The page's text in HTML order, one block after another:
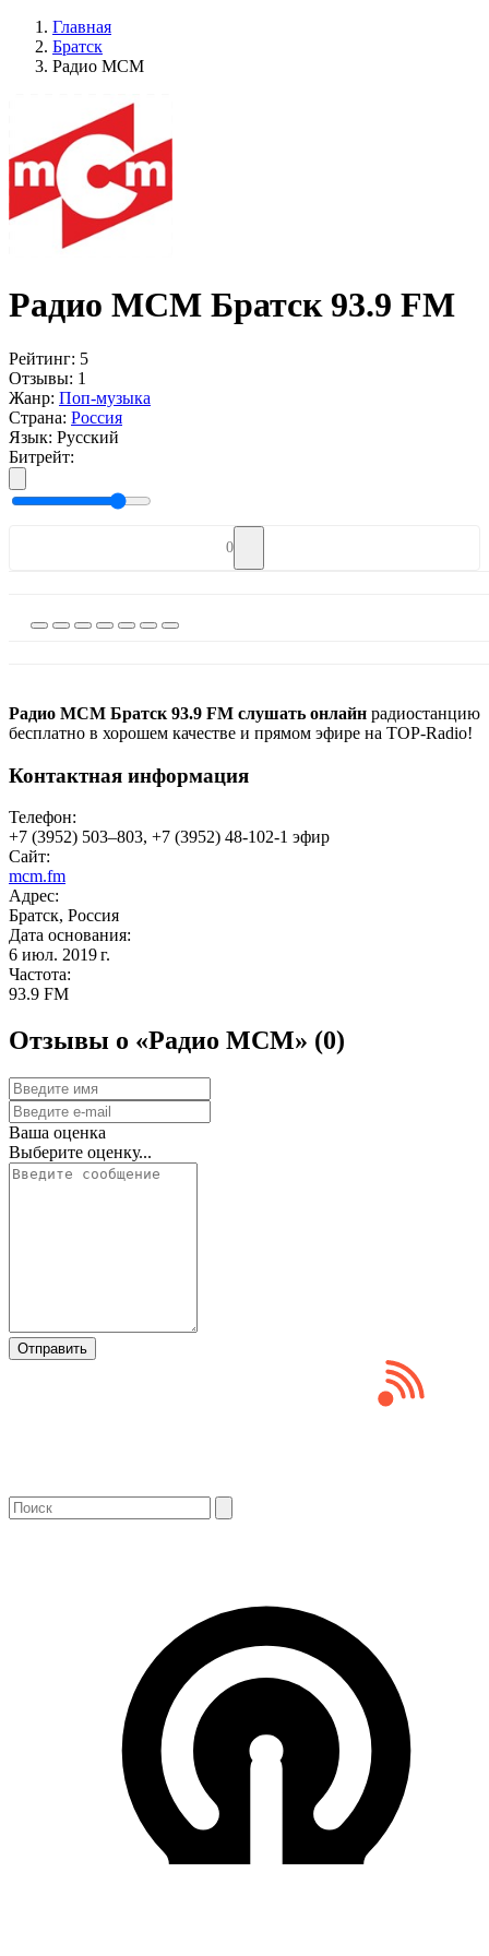
Главная
Братск
Радио МСМ
Радио МСМ Братск 93.9 FM
Рейтинг: 5
Отзывы: 1
Жанр: Поп-музыка
Страна: Россия
Язык: Русский
Битрейт:
0
Радио МСМ Братск 93.9 FM слушать онлайн радиостанцию
бесплатно в хорошем качестве и прямом эфире на TOP-Radio!
Контактная информация
Телефон:
+7 (3952) 503–803, +7 (3952) 48-102-1 эфир
Сайт:
mcm.fm
Адрес:
Братск, Россия
Дата основания:
6 июл. 2019 г.
Частота:
93.9 FM
Отзывы о «Радио МСМ» (0)
Ваша оценка
Выберите оценку...
Отправить